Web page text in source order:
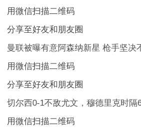
用微信扫描二维码
分享至好友和朋友圈
曼联被曝有意阿森纳新星 枪手坚决
用微信扫描二维码
分享至好友和朋友圈
切尔西0-1不敌尤文，穆德里克时隔
用微信扫描二维码